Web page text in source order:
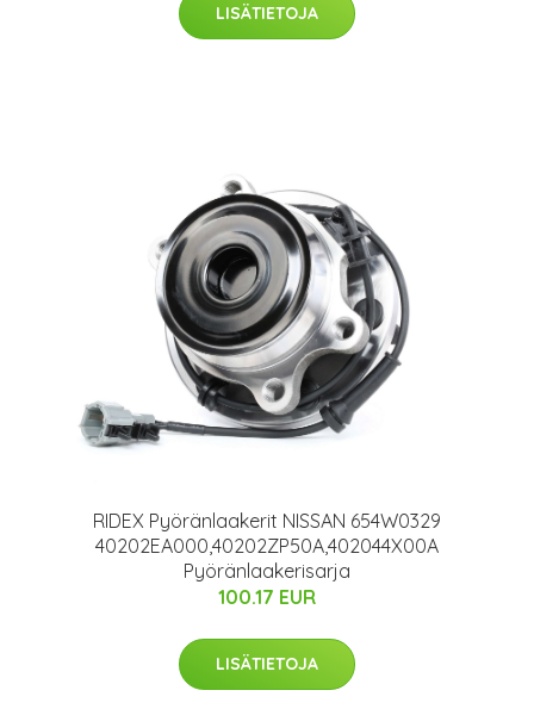
LISÄTIETOJA
RIDEX Pyöränlaakerit NISSAN 654W0329
40202EA000,40202ZP50A,402044X00A
Pyöränlaakerisarja
100.17 EUR
LISÄTIETOJA